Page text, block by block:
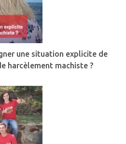
une situation explicite de
harcèlement machiste ?